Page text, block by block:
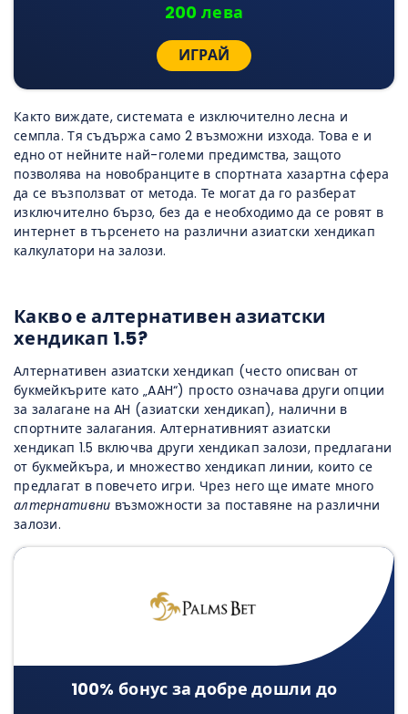
200 лева
ИГРАЙ
Както виждате, системата е изключително лесна и
семпла. Тя съдържа само 2 възможни изхода. Това е и
едно от нейните най-големи предимства, защото
позволява на новобранците в спортната хазартна сфера
да се възползват от метода. Те могат да го разберат
изключително бързо, без да е необходимо да се ровят в
интернет в търсенето на различни азиатски хендикап
калкулатори на залози.
Какво е алтернативен азиатски
хендикап 1.5?
Алтернативен азиатски хендикап (често описван от
букмейкърите като „AAH“) просто означава други опции
за залагане на AH (азиатски хендикап), налични в
спортните залагания. Алтернативният азиатски
хендикап 1.5 включва други хендикап залози, предлагани
от букмейкъра, и множество хендикап линии, които се
предлагат в повечето игри. Чрез него ще имате много
алтернативни възможности за поставяне на различни
залози.
100% бонус за добре дошли до